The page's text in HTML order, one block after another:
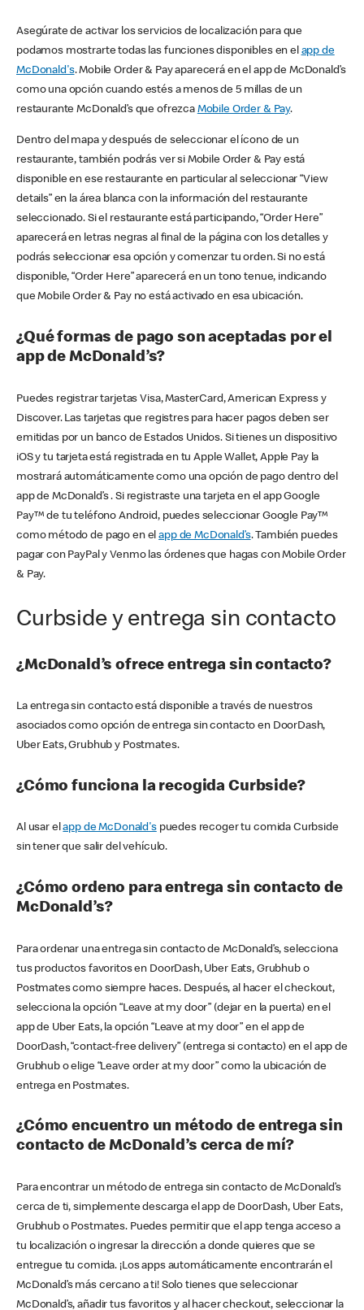
Asegúrate de activar los servicios de localización para que
podamos mostrarte todas las funciones disponibles en el app de
McDonald's. Mobile Order & Pay aparecerá en el app de McDonald’s
como una opción cuando estés a menos de 5 millas de un
restaurante McDonald’s que ofrezca Mobile Order & Pay.
Dentro del mapa y después de seleccionar el ícono de un
restaurante, también podrás ver si Mobile Order & Pay está
disponible en ese restaurante en particular al seleccionar “View
details” en la área blanca con la información del restaurante
seleccionado. Si el restaurante está participando, “Order Here”
aparecerá en letras negras al final de la página con los detalles y
podrás seleccionar esa opción y comenzar tu orden. Si no está
disponible, “Order Here” aparecerá en un tono tenue, indicando
que Mobile Order & Pay no está activado en esa ubicación.
¿Qué formas de pago son aceptadas por el
app de McDonald’s?
Puedes registrar tarjetas Visa, MasterCard, American Express y
Discover. Las tarjetas que registres para hacer pagos deben ser
emitidas por un banco de Estados Unidos. Si tienes un dispositivo
iOS y tu tarjeta está registrada en tu Apple Wallet, Apple Pay la
mostrará automáticamente como una opción de pago dentro del
app de McDonald’s . Si registraste una tarjeta en el app Google
Pay™ de tu teléfono Android, puedes seleccionar Google Pay™
como método de pago en elapp de McDonald’s. También puedes
pagar con PayPal y Venmo las órdenes que hagas con Mobile Order
& Pay.
Curbside y entrega sin contacto
¿McDonald’s ofrece entrega sin contacto?
La entrega sin contacto está disponible a través de nuestros
asociados como opción de entrega sin contacto en DoorDash,
Uber Eats, Grubhub y Postmates.
¿Cómo funciona la recogida Curbside?
Al usar elapp de McDonald'spuedes recoger tu comida Curbside
sin tener que salir del vehículo.
¿Cómo ordeno para entrega sin contacto de
McDonald’s?
Para ordenar una entrega sin contacto de McDonald’s, selecciona
tus productos favoritos en DoorDash, Uber Eats, Grubhub o
Postmates como siempre haces. Después, al hacer el checkout,
selecciona la opción “Leave at my door” (dejar en la puerta) en el
app de Uber Eats, la opción “Leave at my door” en el app de
DoorDash, “contact-free delivery” (entrega si contacto) en el app de
Grubhub o elige “Leave order at my door” como la ubicación de
entrega en Postmates.
¿Cómo encuentro un método de entrega sin
contacto de McDonald’s cerca de mí?
Para encontrar un método de entrega sin contacto de McDonald’s
cerca de ti, simplemente descarga el app de DoorDash, Uber Eats,
Grubhub o Postmates. Puedes permitir que el app tenga acceso a
tu localización o ingresar la dirección a donde quieres que se
entregue tu comida. ¡Los apps automáticamente encontrarán el
McDonald’s más cercano a ti! Solo tienes que seleccionar
McDonald’s, añadir tus favoritos y al hacer checkout, seleccionar la